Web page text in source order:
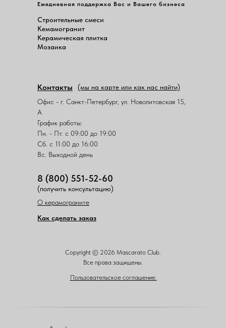
Ежедневная поддержка Вас и Вашего бизнеса
Copyright © 2026 Mascarato Club.
Все права защищены.
Пользовательское соглашение.
Строительные смеси
Кемамогранит
Керамическая плитка
Мозаика
Контакты
Офис - г. Санкт-Петербург, ул. Новолитовская 15,
А
График работы:
Пн. - Пт. с 09:00 до 19:00
Сб. с 11:00 до 16:00
Вс. Выходной день
8 (800) 551-52-60
(мы на карте или как нас найти)
(получить консультацию)
О керамограните
Как сделать заказ